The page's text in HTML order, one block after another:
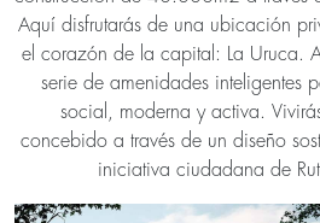
Aquí disfrutarás de una ubicación
el corazón de la capital: La Uruca.
serie de amenidades inteligentes
social, moderna y activa.
concebido a través de un diseño
iniciativa ciudadana de